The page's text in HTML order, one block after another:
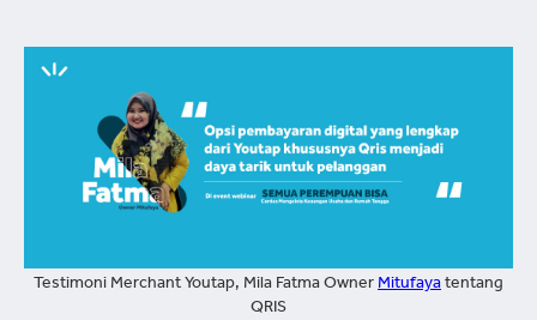
Testimoni Merchant Youtap, Mila Fatma Owner Mitufaya tentang
QRIS